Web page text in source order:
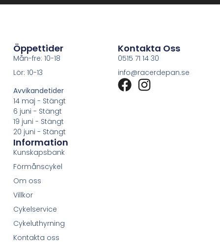
Öppettider
Mån-fre: 10-18
Lör: 10-13
Avvikandetider
14 maj - Stängt
6 juni - Stängt
19 juni - Stängt
20 juni - Stängt
Kontakta Oss
0515 71 14 30
info@racerdepan.se
Information
Kunskapsbank
Förmånscykel
Om oss
Villkor
Cykelservice
Cykeluthyrning
Kontakta oss